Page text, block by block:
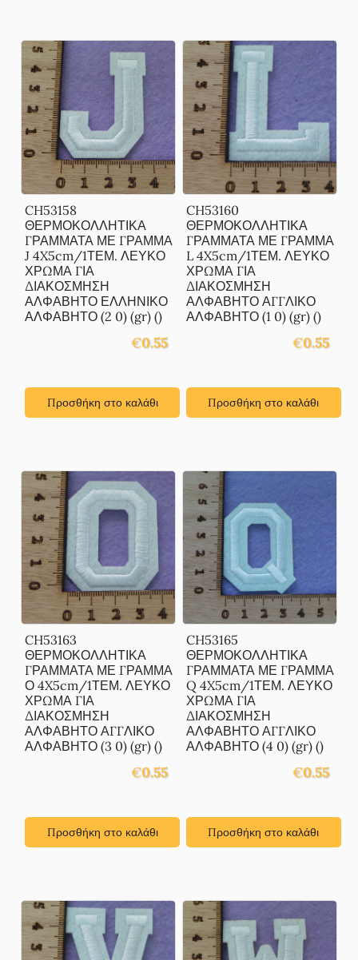
CH53158
ΘΕΡΜΟΚΟΛΛΗΤΙΚΑ
ΓΡΑΜΜΑΤΑ ΜΕ ΓΡΑΜΜΑ
J 4X5cm/1ΤΕΜ. ΛΕΥΚΟ
ΧΡΩΜΑ ΓΙΑ
ΔΙΑΚΟΣΜΗΣΗ
ΑΛΦΑΒΗΤΟ ΕΛΛΗΝΙΚΟ
ΑΛΦΑΒΗΤΟ (2 0) (gr) ()
€0.55
Προσθήκη στο καλάθι
CH53160
ΘΕΡΜΟΚΟΛΛΗΤΙΚΑ
ΓΡΑΜΜΑΤΑ ΜΕ ΓΡΑΜΜΑ
L 4X5cm/1ΤΕΜ. ΛΕΥΚΟ
ΧΡΩΜΑ ΓΙΑ
ΔΙΑΚΟΣΜΗΣΗ
ΑΛΦΑΒΗΤΟ ΑΓΓΛΙΚΟ
ΑΛΦΑΒΗΤΟ (1 0) (gr) ()
€0.55
Προσθήκη στο καλάθι
CH53163
ΘΕΡΜΟΚΟΛΛΗΤΙΚΑ
ΓΡΑΜΜΑΤΑ ΜΕ ΓΡΑΜΜΑ
Ο 4X5cm/1ΤΕΜ. ΛΕΥΚΟ
ΧΡΩΜΑ ΓΙΑ
ΔΙΑΚΟΣΜΗΣΗ
ΑΛΦΑΒΗΤΟ ΑΓΓΛΙΚΟ
ΑΛΦΑΒΗΤΟ (3 0) (gr) ()
€0.55
Προσθήκη στο καλάθι
CH53165
ΘΕΡΜΟΚΟΛΛΗΤΙΚΑ
ΓΡΑΜΜΑΤΑ ΜΕ ΓΡΑΜΜΑ
Q 4X5cm/1ΤΕΜ. ΛΕΥΚΟ
ΧΡΩΜΑ ΓΙΑ
ΔΙΑΚΟΣΜΗΣΗ
ΑΛΦΑΒΗΤΟ ΑΓΓΛΙΚΟ
ΑΛΦΑΒΗΤΟ (4 0) (gr) ()
€0.55
Προσθήκη στο καλάθι